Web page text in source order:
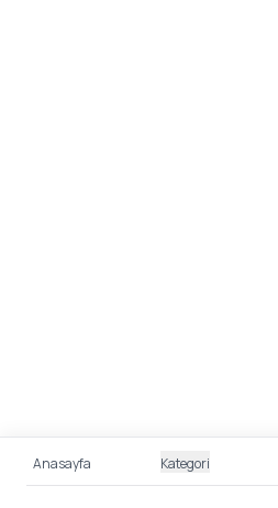
Anasayfa Kategori